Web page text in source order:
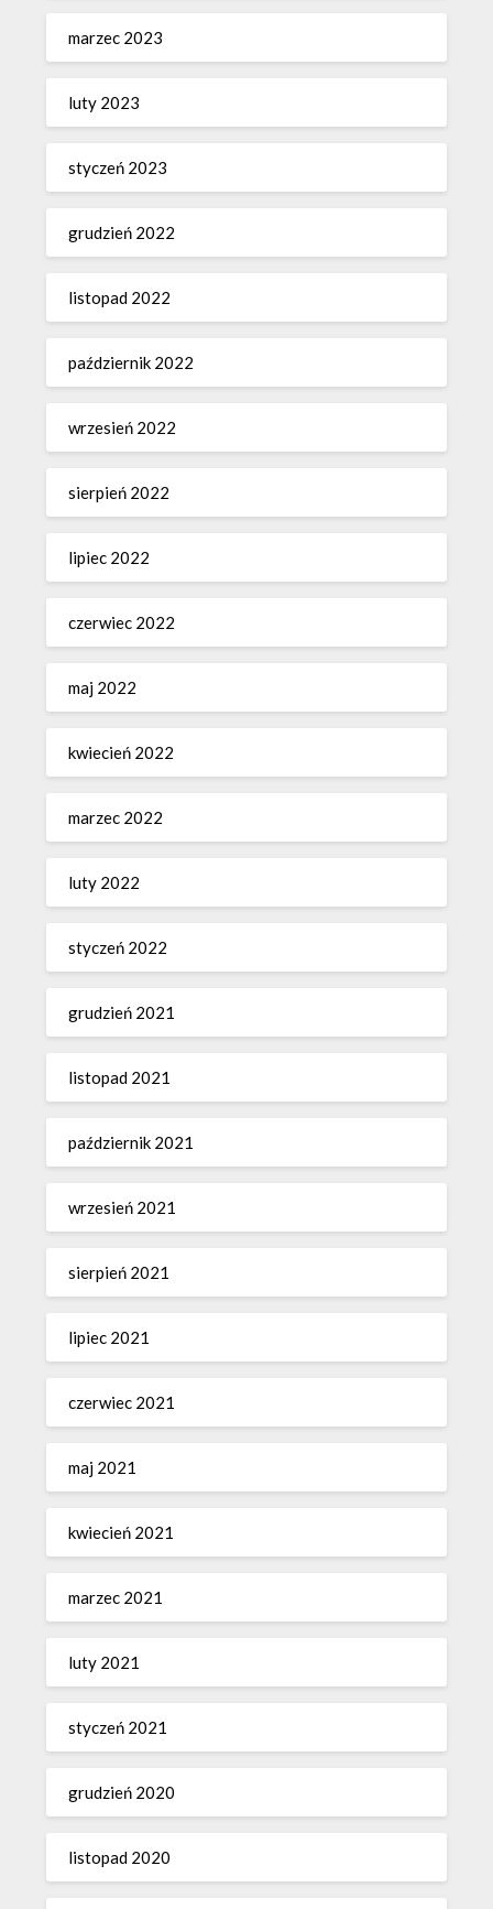
marzec 2023
luty 2023
styczeń 2023
grudzień 2022
listopad 2022
październik 2022
wrzesień 2022
sierpień 2022
lipiec 2022
czerwiec 2022
maj 2022
kwiecień 2022
marzec 2022
luty 2022
styczeń 2022
grudzień 2021
listopad 2021
październik 2021
wrzesień 2021
sierpień 2021
lipiec 2021
czerwiec 2021
maj 2021
kwiecień 2021
marzec 2021
luty 2021
styczeń 2021
grudzień 2020
listopad 2020